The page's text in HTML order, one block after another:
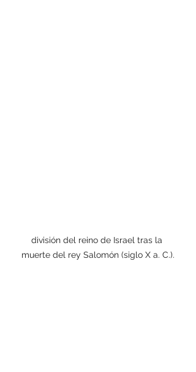
división del reino de Israel tras la
muerte del rey Salomón (siglo X a. C.).